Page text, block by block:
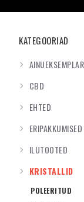
KATEGOORIAD
CBD
EHTED
ERIPAKKUMISED
ILUTOOTED
KRISTALLID
POLEERITUD